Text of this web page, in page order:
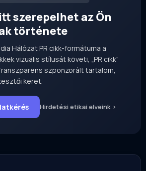
szerepelhet az Ön
története
Hálózat PR cikk-formátuma a
vizuális stílusát követi, „PR cikk"
szponzorált tartalom,
keret.
Hirdetési etikai elveink ›